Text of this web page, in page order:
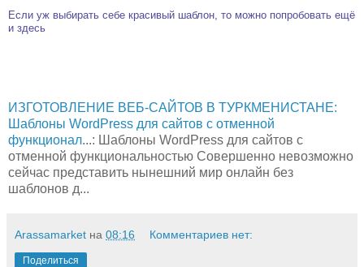
Если уж выбирать себе красивый шаблон, то можно попробовать ещё
и здесь
ИЗГОТОВЛЕНИЕ ВЕБ-САЙТОВ В ТУРКМЕНИСТАНЕ:
Шаблоны WordPress для сайтов с отменной
функционал...: Шаблоны WordPress для сайтов с
отменной функциональностью Совершенно невозможно
сейчас представить нынешний мир онлайн без
шаблонов д...
Arassamarket на 08:16 Комментариев нет:
Поделиться